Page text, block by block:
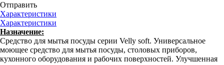
Отправить
Характеристики
Характеристики
Назначение:
Средство для мытья посуды серии Velly soft. Универсальное
моющее средство для мытья посуды, столовых приборов,
кухонного оборудования и рабочих поверхностей. Улучшенная